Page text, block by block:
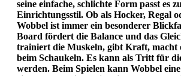
seine einfache, schlichte Form passt es
Einrichtungsstil. Ob als Hocker, Regal
Wobbel ist immer ein besonderer
Board fördert die Balance und das
trainiert die Muskeln, gibt Kraft, macht
beim Schaukeln. Es kann als Tritt für
werden. Beim Spielen kann Wobbel